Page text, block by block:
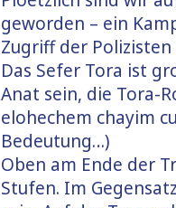
geworden – ein
Zugriff der
Das Sefer Tora ist
Anat sein, die Tora-
elohechem chayim
Bedeutung…)
Oben am Ende der
Stufen. Im